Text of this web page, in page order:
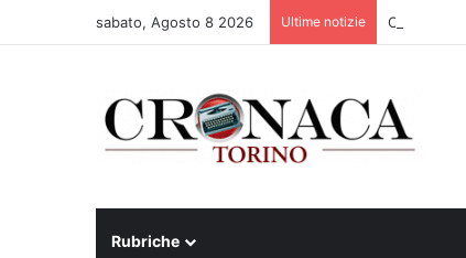
sabato, Agosto 8 2026 Ultime notizie Cesana
Rubriche